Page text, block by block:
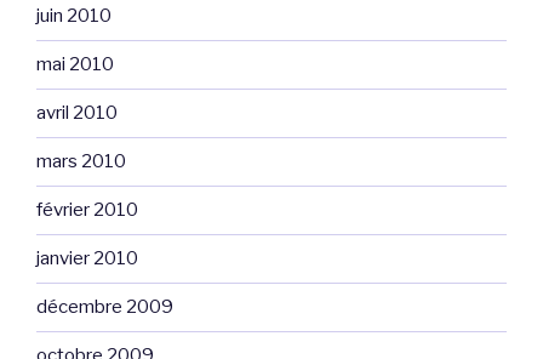
juin 2010
mai 2010
avril 2010
mars 2010
février 2010
janvier 2010
décembre 2009